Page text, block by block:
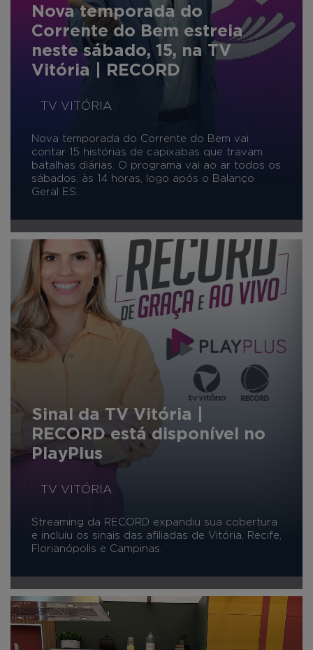
Nova temporada do
Corrente do Bem estreia
neste sábado, 15, na TV
Vitória | RECORD
TV VITÓRIA
Nova temporada do Corrente do Bem vai
contar 15 histórias de capixabas que travam
batalhas diárias. O programa vai ao ar todos os
sábados, às 14 horas, logo após o Balanço
Geral ES.
Sinal da TV Vitória |
RECORD está disponível no
PlayPlus
TV VITÓRIA
Streaming da RECORD expandiu sua cobertura
e incluiu os sinais das afiliadas de Vitória, Recife,
Florianópolis e Campinas.